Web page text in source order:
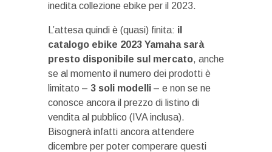
inedita collezione ebike per il 2023.
L’attesa quindi è (quasi) finita: il
catalogo ebike 2023 Yamaha sarà
presto disponibile sul mercato, anche
se al momento il numero dei prodotti è
limitato – 3 soli modelli – e non se ne
conosce ancora il prezzo di listino di
vendita al pubblico (IVA inclusa).
Bisognerà infatti ancora attendere
dicembre per poter comperare questi